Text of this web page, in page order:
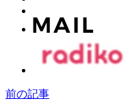
前の記事